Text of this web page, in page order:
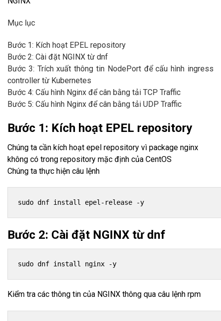
Mục lục
Bước 1: Kích hoạt EPEL repository
Bước 2: Cài đặt NGINX từ dnf
Bước 3: Trích xuất thông tin NodePort để cấu hình ingress
controller từ Kubernetes
Bước 4: Cấu hình Nginx để cân bằng tải TCP Traffic
Bước 5: Cấu hình Nginx để cân bằng tải UDP Traffic
Bước 1: Kích hoạt EPEL repository
Chúng ta cần kích hoạt epel repository vì package nginx
không có trong repository mặc định của CentOS
Chúng ta thực hiện câu lệnh
sudo dnf install epel-release -y
Bước 2: Cài đặt NGINX từ dnf
sudo dnf install nginx -y
Kiểm tra các thông tin của NGINX thông qua câu lệnh rpm